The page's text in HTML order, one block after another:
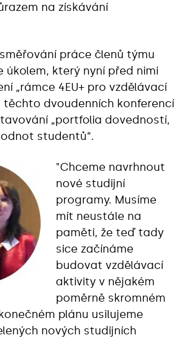
na získávání
práce členů týmu
úkolem, který nyní před nimi
„rámce 4EU+ pro vzdělávací
těchto dvoudenních konferencí
„portfolia dovedností,
studentů“.
"Chceme navrhnout
nové studijní
programy. Musíme
mít neustále na
paměti, že teď tady
sice začínáme
budovat vzdělávací
aktivity v nějakém
poměrně skromném
plánu usilujeme
nových studijních